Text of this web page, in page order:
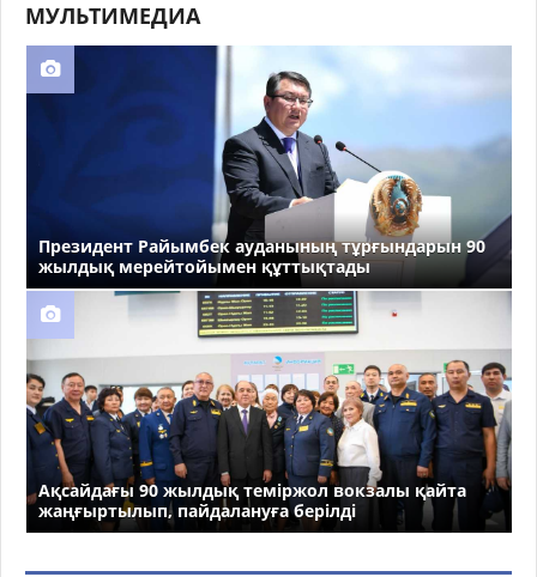
МУЛЬТИМЕДИА
Президент Райымбек ауданының тұрғындарын 90
жылдық мерейтойымен құттықтады
Ақсайдағы 90 жылдық теміржол вокзалы қайта
жаңғыртылып, пайдалануға берілді